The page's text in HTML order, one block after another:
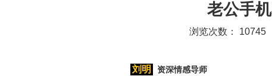
老公手
浏览次数： 10745
刘明 资深情感导师